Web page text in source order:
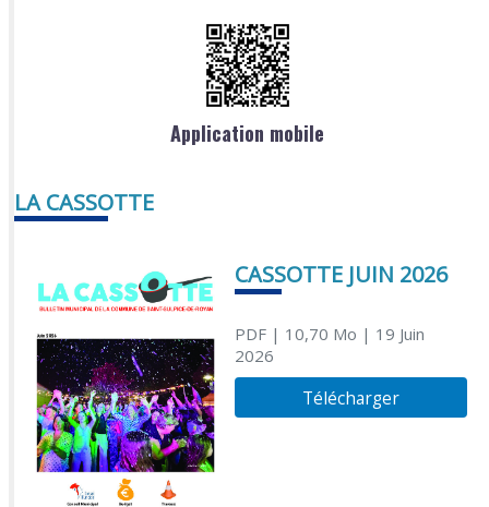
Application mobile
LA CASSOTTE
CASSOTTE JUIN 2026
PDF| 10,70 Mo | 19 Juin
2026
Télécharger